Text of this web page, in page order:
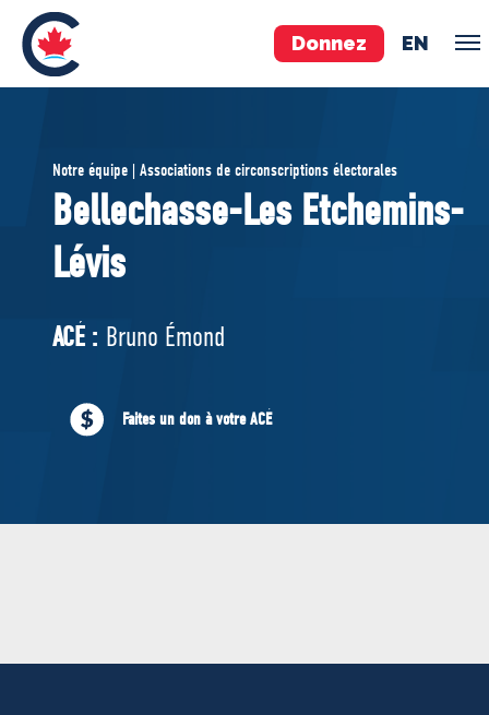
Donnez EN
ÉQUIPE
Pierre Poilievre
Vos députés conservateurs
Cabinet fantôme
ACÉ
À PROPOS
Documents constitutifs
Notre équipe | Associations de circonscriptions électorales
Bellechasse-Les Etchemins-
Lévis
ACÉ : Bruno Émond
Faites un don à votre ACÉ